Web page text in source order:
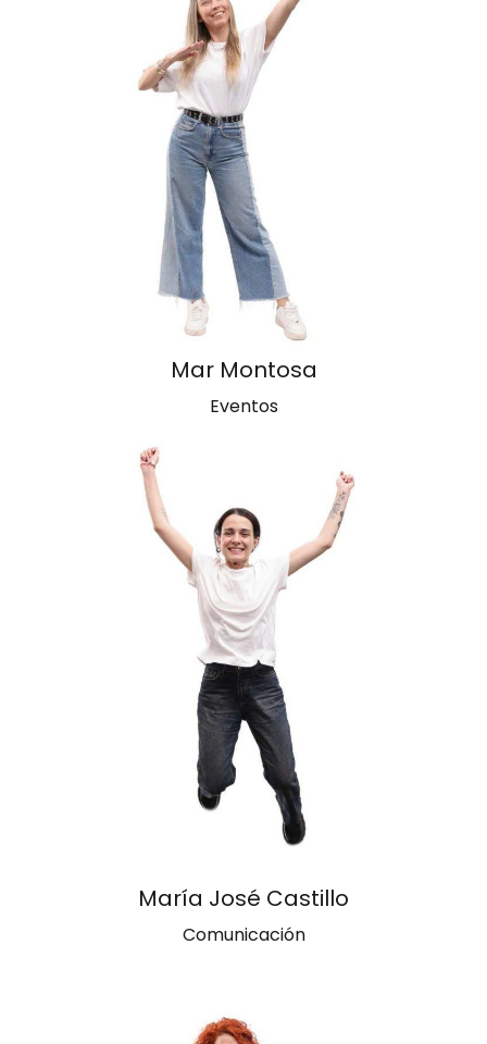
Mar Montosa
Eventos
María José Castillo
Comunicación